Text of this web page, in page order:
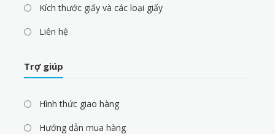
Kích thước giấy và các loại giấy
Liên hệ
Trợ giúp
Hình thức giao hàng
Hướng dẫn mua hàng